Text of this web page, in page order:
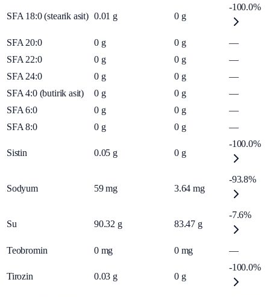
SFA 18:0 (stearik asit) 0.01 g 0 g
-100.0%
SFA 20:0 0 g 0 g
—
SFA 22:0
0 g 0 g
—
SFA 24:0
0 g 0 g
—
SFA 4:0 (butirik asit)
0 g 0 g
—
SFA 6:0
0 g 0 g
—
SFA 8:0
0 g 0 g —
Sistin 0.05 g 0 g
-100.0%
Sodyum 59 mg 3.64 mg
-93.8%
Su 90.32 g 83.47 g
-7.6%
Teobromin 0 mg 0 mg —
Tirozin 0.03 g 0 g
-100.0%